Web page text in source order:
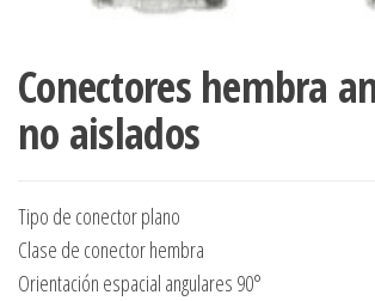
Conectores hembra
no aislados
Tipo de conector plano
Clase de conector hembra
Orientación espacial angulares 90°